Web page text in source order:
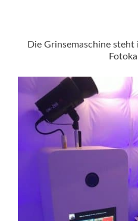
Die Grinsemaschine